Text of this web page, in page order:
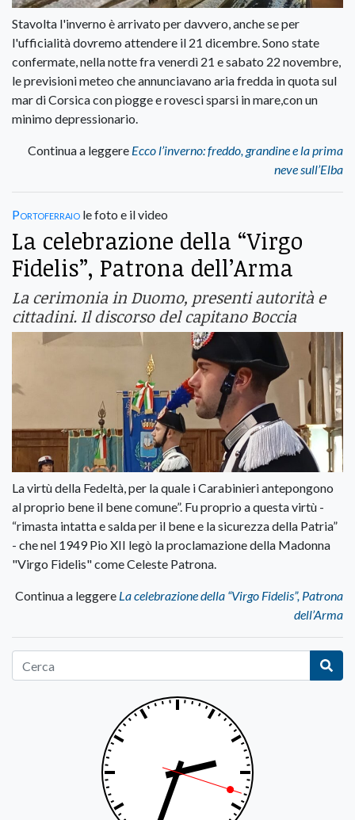
Stavolta l'inverno è arrivato per davvero, anche se per
l'ufficialità dovremo attendere il 21 dicembre. Sono state
confermate, nella notte fra venerdì 21 e sabato 22 novembre,
le previsioni meteo che annunciavano aria fredda in quota sul
mar di Corsica con piogge e rovesci sparsi in mare,con un
minimo depressionario.
Continua a leggere Ecco l’inverno: freddo, grandine e la prima
neve sull’Elba
Portoferraio le foto e il video
La celebrazione della “Virgo
Fidelis”, Patrona dell’Arma
La cerimonia in Duomo, presenti autorità e
cittadini. Il discorso del capitano Boccia
La virtù della Fedeltà, per la quale i Carabinieri antepongono
al proprio bene il bene comune”. Fu proprio a questa virtù -
“rimasta intatta e salda per il bene e la sicurezza della Patria”
- che nel 1949 Pio XII legò la proclamazione della Madonna
"Virgo Fidelis" come Celeste Patrona.
Continua a leggere La celebrazione della “Virgo Fidelis”, Patrona
dell’Arma